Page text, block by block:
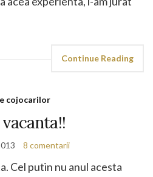
Continue Reading
cojocarilor
8 comentarii
Cel putin nu anul acesta